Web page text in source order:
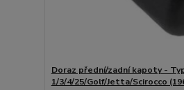
Doraz přední/zadní kapoty -
1/3/4/25/Golf/Jetta/Scirocco